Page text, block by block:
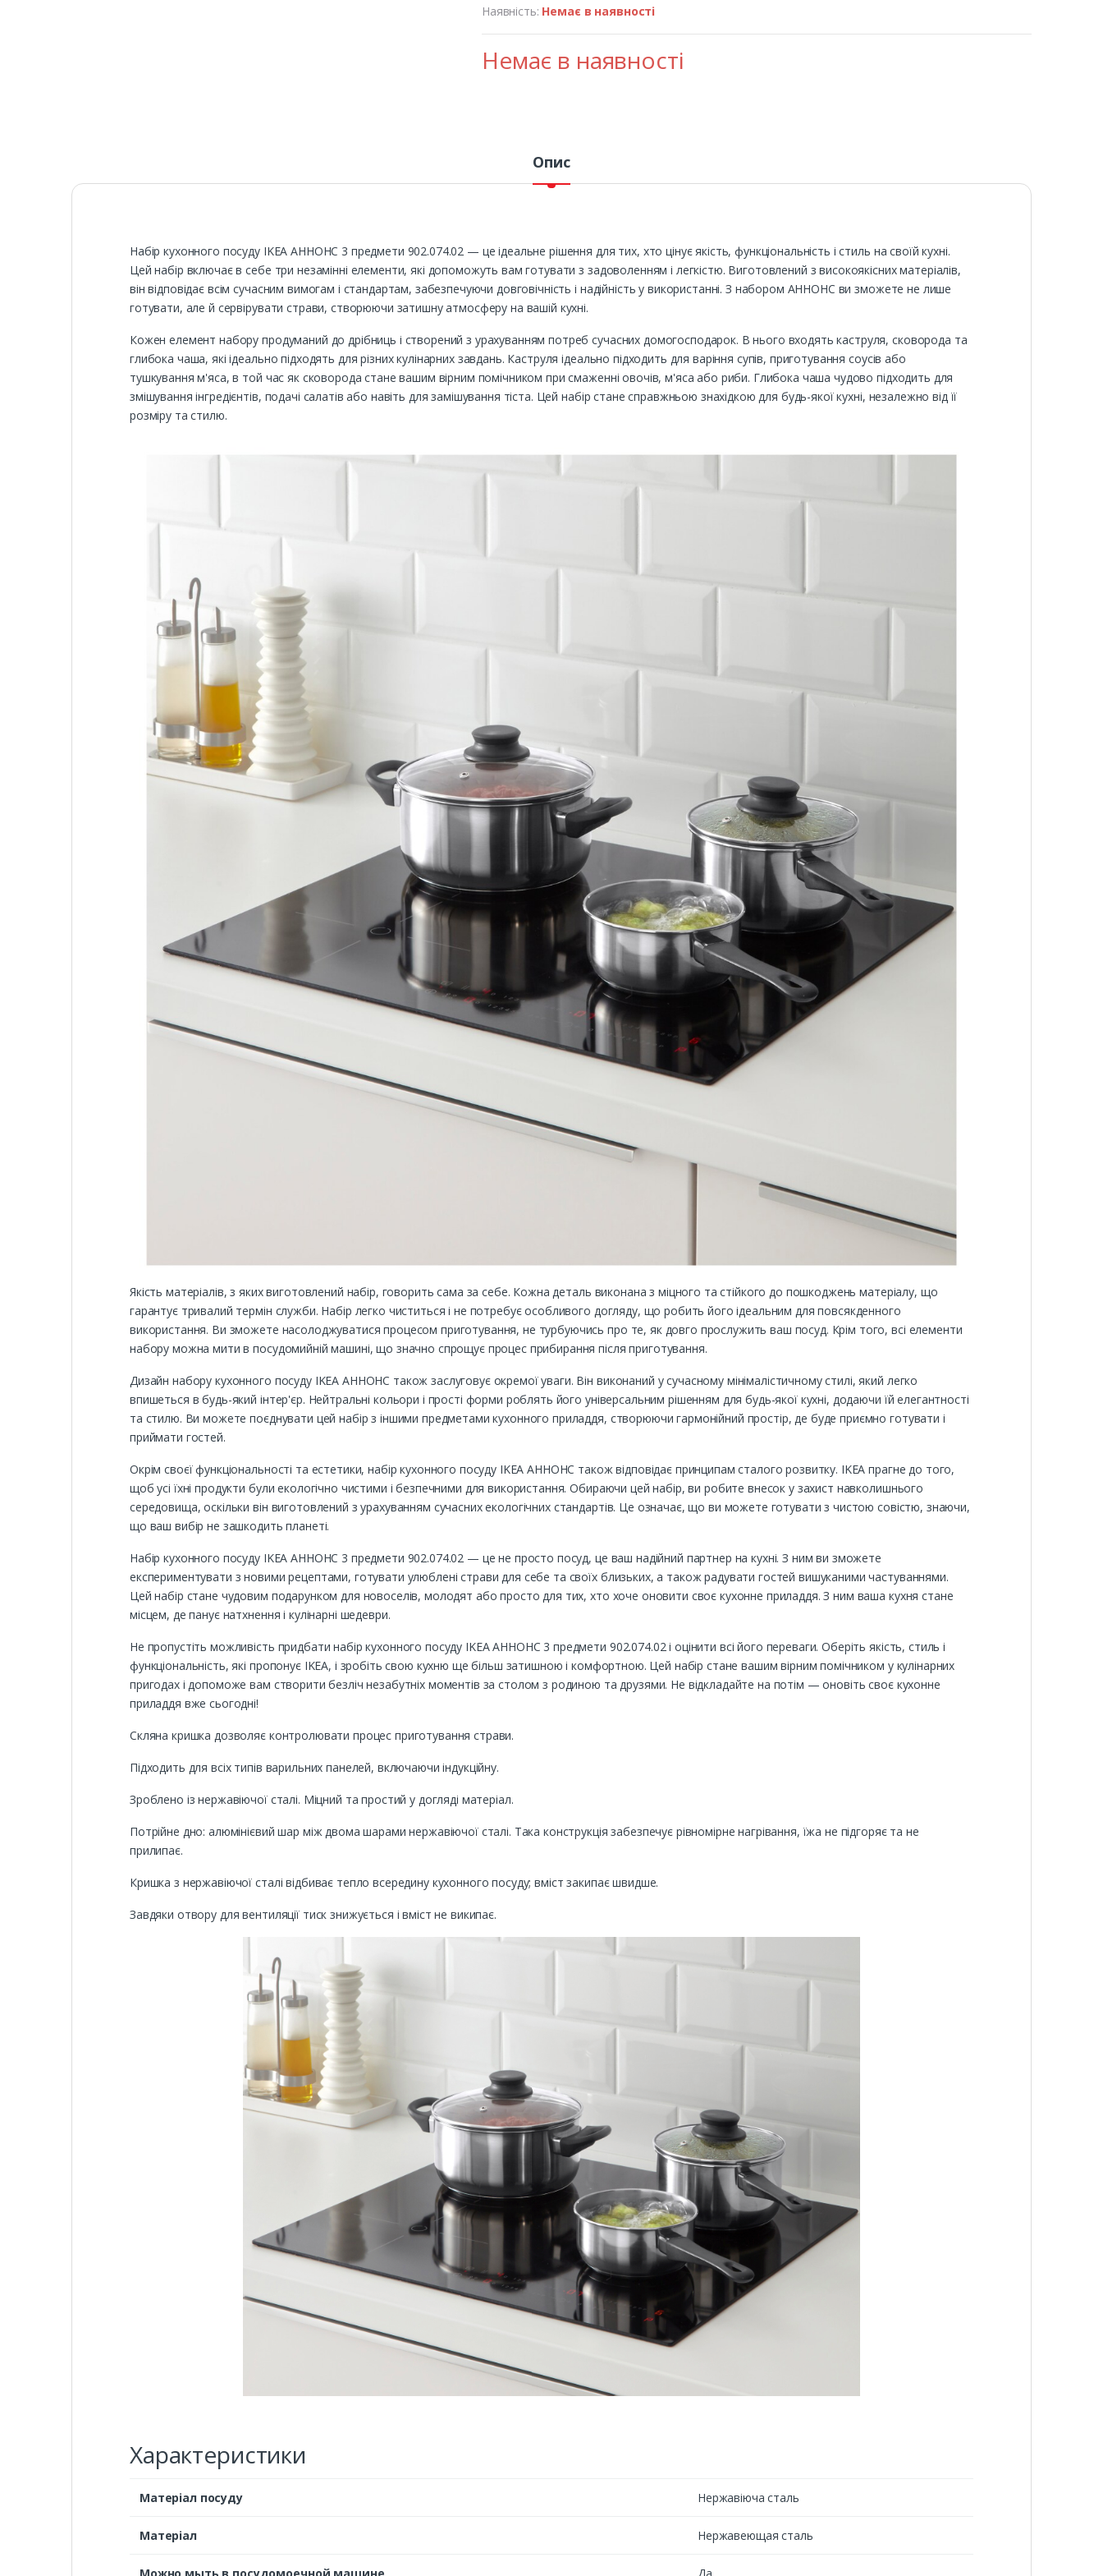
Наявність: Немає в наявності
Немає в наявності
Опис
Набір кухонного посуду IKEA АННОНС 3 предмети 902.074.02 — це ідеальне рішення для тих, хто цінує якість, функціональність і стиль на своїй кухні.
Цей набір включає в себе три незамінні елементи, які допоможуть вам готувати з задоволенням і легкістю. Виготовлений з високоякісних матеріалів,
він відповідає всім сучасним вимогам і стандартам, забезпечуючи довговічність і надійність у використанні. З набором АННОНС ви зможете не лише
готувати, але й сервірувати страви, створюючи затишну атмосферу на вашій кухні.
Кожен елемент набору продуманий до дрібниць і створений з урахуванням потреб сучасних домогосподарок. В нього входять каструля, сковорода та
глибока чаша, які ідеально підходять для різних кулінарних завдань. Каструля ідеально підходить для варіння супів, приготування соусів або
тушкування м'яса, в той час як сковорода стане вашим вірним помічником при смаженні овочів, м'яса або риби. Глибока чаша чудово підходить для
змішування інгредієнтів, подачі салатів або навіть для замішування тіста. Цей набір стане справжньою знахідкою для будь-якої кухні, незалежно від її
розміру та стилю.
Якість матеріалів, з яких виготовлений набір, говорить сама за себе. Кожна деталь виконана з міцного та стійкого до пошкоджень матеріалу, що
гарантує тривалий термін служби. Набір легко чиститься і не потребує особливого догляду, що робить його ідеальним для повсякденного
використання. Ви зможете насолоджуватися процесом приготування, не турбуючись про те, як довго прослужить ваш посуд. Крім того, всі елементи
набору можна мити в посудомийній машині, що значно спрощує процес прибирання після приготування.
Дизайн набору кухонного посуду IKEA АННОНС також заслуговує окремої уваги. Він виконаний у сучасному мінімалістичному стилі, який легко
впишеться в будь-який інтер'єр. Нейтральні кольори і прості форми роблять його універсальним рішенням для будь-якої кухні, додаючи їй елегантності
та стилю. Ви можете поєднувати цей набір з іншими предметами кухонного приладдя, створюючи гармонійний простір, де буде приємно готувати і
приймати гостей.
Окрім своєї функціональності та естетики, набір кухонного посуду IKEA АННОНС також відповідає принципам сталого розвитку. IKEA прагне до того,
щоб усі їхні продукти були екологічно чистими і безпечними для використання. Обираючи цей набір, ви робите внесок у захист навколишнього
середовища, оскільки він виготовлений з урахуванням сучасних екологічних стандартів. Це означає, що ви можете готувати з чистою совістю, знаючи,
що ваш вибір не зашкодить планеті.
Набір кухонного посуду IKEA АННОНС 3 предмети 902.074.02 — це не просто посуд, це ваш надійний партнер на кухні. З ним ви зможете
експериментувати з новими рецептами, готувати улюблені страви для себе та своїх близьких, а також радувати гостей вишуканими частуваннями.
Цей набір стане чудовим подарунком для новоселів, молодят або просто для тих, хто хоче оновити своє кухонне приладдя. З ним ваша кухня стане
місцем, де панує натхнення і кулінарні шедеври.
Не пропустіть можливість придбати набір кухонного посуду IKEA АННОНС 3 предмети 902.074.02 і оцінити всі його переваги. Оберіть якість, стиль і
функціональність, які пропонує IKEA, і зробіть свою кухню ще більш затишною і комфортною. Цей набір стане вашим вірним помічником у кулінарних
пригодах і допоможе вам створити безліч незабутніх моментів за столом з родиною та друзями. Не відкладайте на потім — оновіть своє кухонне
приладдя вже сьогодні!
Скляна кришка дозволяє контролювати процес приготування страви.
Підходить для всіх типів варильних панелей, включаючи індукційну.
Зроблено із нержавіючої сталі. Міцний та простий у догляді матеріал.
Потрійне дно: алюмінієвий шар між двома шарами нержавіючої сталі. Така конструкція забезпечує рівномірне нагрівання, їжа не підгоряє та не
прилипає.
Кришка з нержавіючої сталі відбиває тепло всередину кухонного посуду; вміст закипає швидше.
Завдяки отвору для вентиляції тиск знижується і вміст не википає.
Характеристики
Матеріал посуду Нержавіюча сталь
Матеріал Нержавеющая сталь